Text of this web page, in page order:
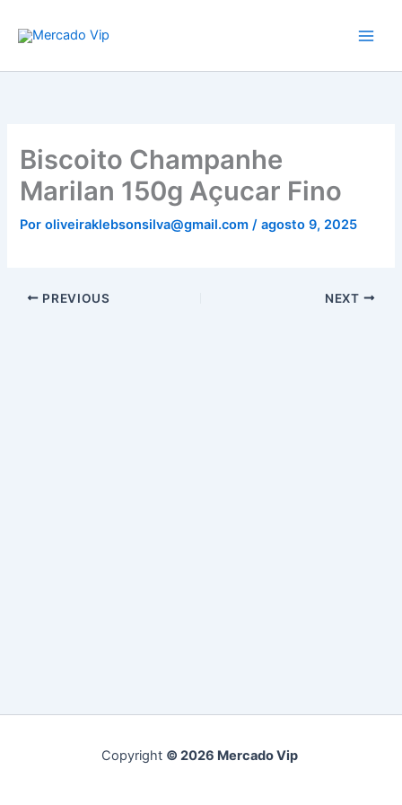
para
conteúdo
Biscoito Champanhe
Marilan 150g Açucar Fino
Poroliveiraklebsonsilva@gmail.com/agosto 9, 2025
PREVIOUS NEXT
Copyright © 2026 Mercado Vip